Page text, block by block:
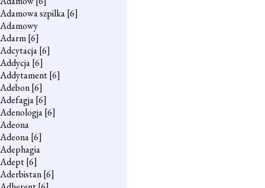
Adamowa szpilka[6]
Adamowy
Adarm[6]
Adcytacja[6]
Addycja[6]
Addytament[6]
Adebon[6]
Adefagja[6]
Adenologja[6]
Adeona
Adeona[6]
Adephagia
Adept[6]
Aderbistan[6]